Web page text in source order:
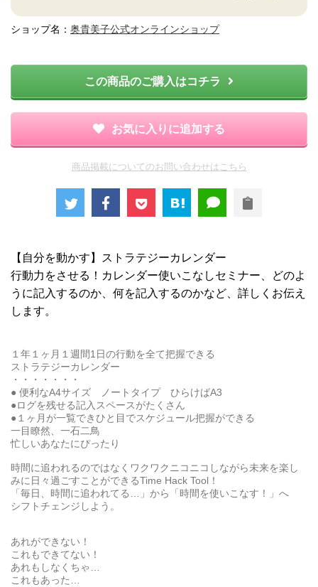
ショップ名： 奥貴美子公式オンラインショップ
この商品のご購入はコチラ
お気に入りに追加する
商品掲載についてのお問い合わせはこちら
【自分を動かす】ストラテジーカレンダー
行動力をさせる！カレンダー使いこなしセミナー、どのよ
うに記入するのか、何を記入するのかなど、詳しくお伝え
します。
１年１ヶ月１週間1日の行動を全て把握できる
ストラテジーカレンダー
・・・・・・・
● 便利なA4サイズ ノートタイプ ひらけばA3
●ログを残せる記入スペースがたくさん
●１ヶ月が一覧できひと目でスケジュール把握ができる
一目瞭然、一石二鳥
忙しいあなたにぴったり
時間に追われるのではなくワクワクニコニコしながら未来を楽し
みに日々過ごすことができるTime Hack Tool！
「毎日、時間に追われてる…」から「時間を使いこなす！」へ
シフトチェンジしよう。
あれができない！
これもできてない！
あれもしなくちゃ…
これもあった…